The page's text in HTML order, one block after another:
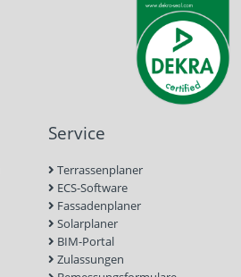
Service
Terrassenplaner
ECS-Software
Fassadenplaner
Solarplaner
BIM-Portal
Zulassungen